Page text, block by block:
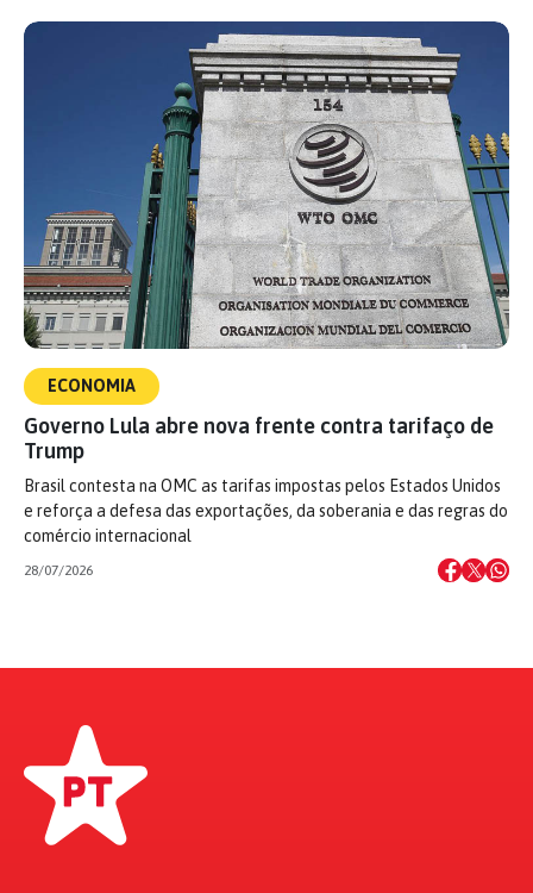
ECONOMIA
Governo Lula abre nova frente contra tarifaço de
Trump
Brasil contesta na OMC as tarifas impostas pelos Estados Unidos
e reforça a defesa das exportações, da soberania e das regras do
comércio internacional
28/07/2026